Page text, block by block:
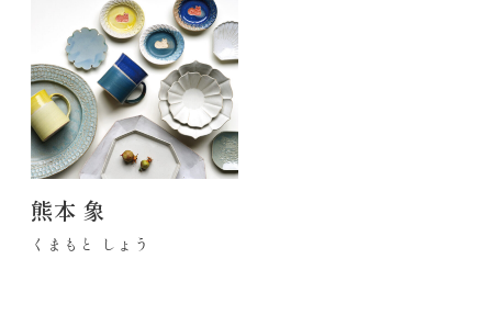
熊本 象
くまもと しょう